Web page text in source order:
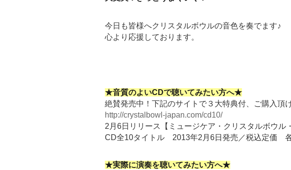
今日も皆様へクリスタルボウルの音色を奏でます♪
心より応援しております。
★音質のよいCDで聴いてみたい方へ★
絶賛発売中！下記のサイトで３大特典付、ご購入頂
http://crystalbowl-japan.com/cd10/
2月6日リリース【ミュージケア・クリスタルボウル
CD全10タイトル 2013年2月6日発売／税込定価
★実際に演奏を聴いてみたい方へ★